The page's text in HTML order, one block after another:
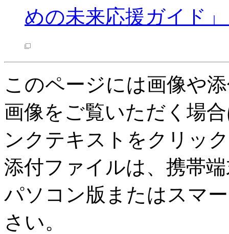
めの未来応援ガイド
このページには画像や
画像をご覧いただく場
ンクテキストをクリッ
添付ファイルは、携帯
パソコン版またはスマ
さい。